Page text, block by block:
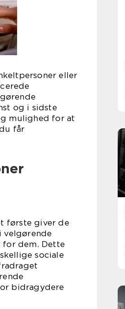
eller
og i sidste
mulighed for at
får
første giver de
velgørende
dem. Dette
sociale
bidragydere